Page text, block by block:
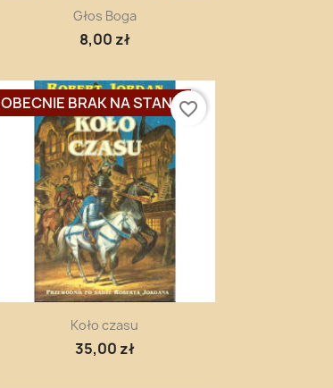
Szybki podgląd
Głos Boga
8,00 zł
Szybki podgląd
Koło czasu
35,00 zł
OBECNIE BRAK NA STANIEfavorite_border